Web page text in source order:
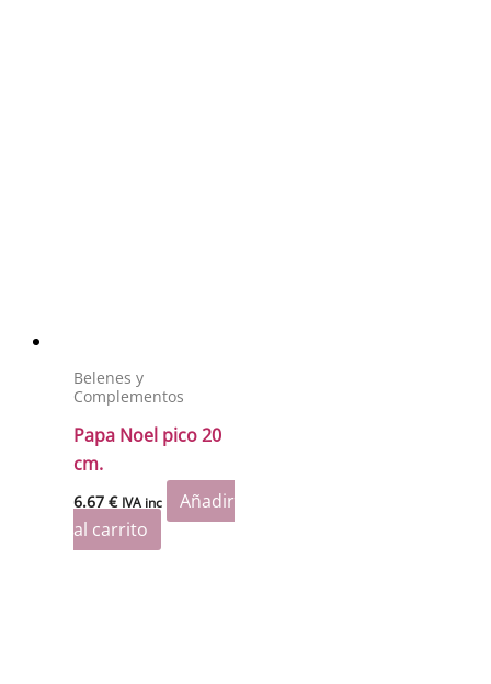
Belenes y
Complementos
Papa Noel pico 20
cm.
6.67€ IVA inc
Añadir
al carrito